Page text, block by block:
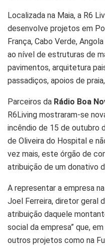
Localizada na Maia, a R6
desenvolve projetos em
França, Cabo Verde,
ao nível de estruturas de
pavimentos, arquitetura
passadiços, apoios de
Parceiros da Rádio Boa
R6Living mostraram-se
incêndio de 15 de outubro
de Oliveira do Hospital e
vez mais, este órgão de
atribuição de um donativo
A representar a empresa
Joel Ferreira, diretor geral
atribuição daquele
social da empresa” que,
outros projetos como na